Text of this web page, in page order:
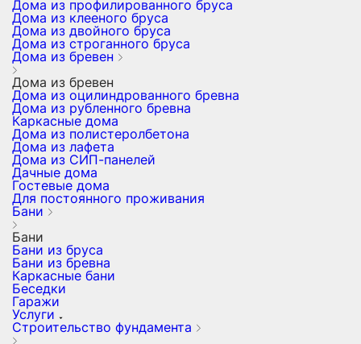
Дома из профилированного бруса
Дома из клееного бруса
Дома из двойного бруса
Дома из строганного бруса
Дома из бревен
Дома из бревен
Дома из оцилиндрованного бревна
Дома из рубленного бревна
Каркасные дома
Дома из полистеролбетона
Дома из лафета
Дома из СИП-панелей
Дачные дома
Гостевые дома
Для постоянного проживания
Бани
Бани
Бани из бруса
Бани из бревна
Каркасные бани
Беседки
Гаражи
Услуги
Строительство фундамента